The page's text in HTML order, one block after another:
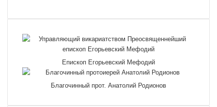
Епископ Егорьевский Мефодий
Благочинный прот. Анатолий Родионов